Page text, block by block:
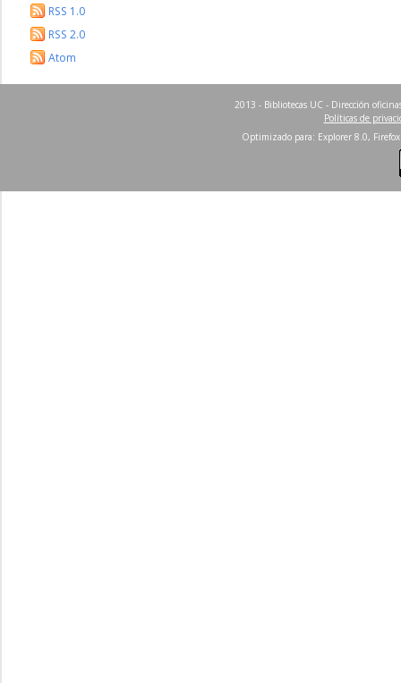
RSS 1.0
RSS 2.0
Atom
2013 - Bibliotecas UC - Dirección
Políticas de
Optimizado para: Explorer 8.0,